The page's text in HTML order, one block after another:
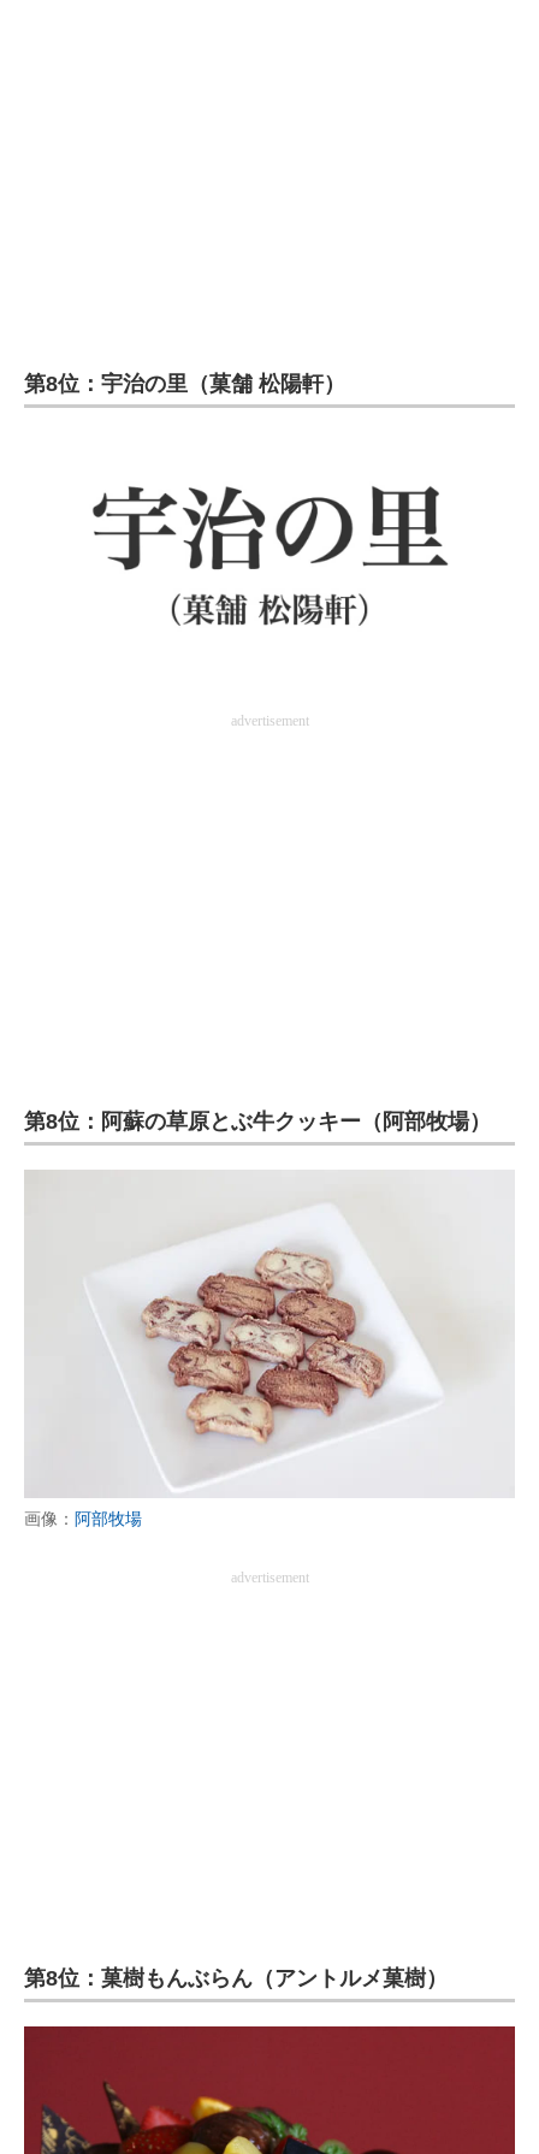
建設×テクノロジーの最前線
第8位：宇治の里（菓舗 松陽軒）
advertisement
第8位：阿蘇の草原とぶ牛クッキー（阿部牧場）
画像： 阿部牧場
advertisement
第8位：菓樹もんぶらん（アントルメ菓樹）